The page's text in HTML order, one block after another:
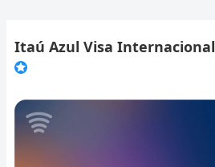
Itaú Azul Visa Internacional